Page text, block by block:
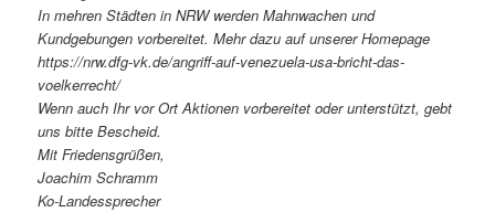
In mehren Städten in NRW werden Mahnwachen und
Kundgebungen vorbereitet. Mehr dazu auf unserer Homepage
https://nrw.dfg-vk.de/angriff-auf-venezuela-usa-bricht-das-
voelkerrecht/
Wenn auch Ihr vor Ort Aktionen vorbereitet oder unterstützt, gebt
uns bitte Bescheid.
Mit Friedensgrüßen,
Joachim Schramm
Ko-Landessprecher